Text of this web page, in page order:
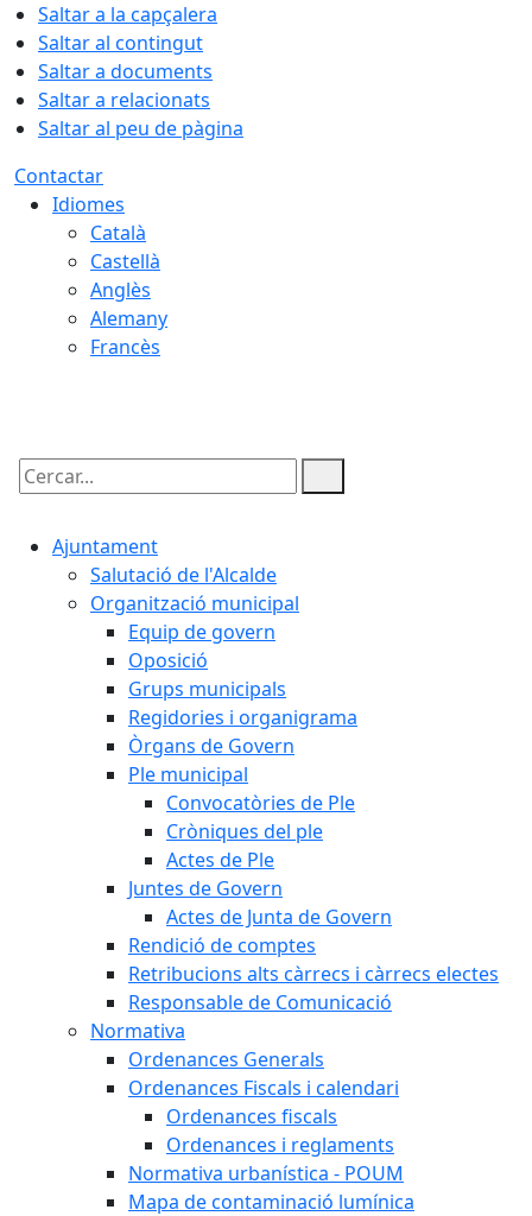
Saltar a la capçalera
Saltar al contingut
Saltar a documents
Saltar a relacionats
Saltar al peu de pàgina
Contactar
Idiomes
Català
Castellà
Anglès
Alemany
Francès
Cercar:
Ajuntament
Salutació de l'Alcalde
Organització municipal
Equip de govern
Oposició
Grups municipals
Regidories i organigrama
Òrgans de Govern
Ple municipal
Convocatòries de Ple
Cròniques del ple
Actes de Ple
Juntes de Govern
Actes de Junta de Govern
Rendició de comptes
Retribucions alts càrrecs i càrrecs electes
Responsable de Comunicació
Normativa
Ordenances Generals
Ordenances Fiscals i calendari
Ordenances fiscals
Ordenances i reglaments
Normativa urbanística - POUM
Mapa de contaminació lumínica